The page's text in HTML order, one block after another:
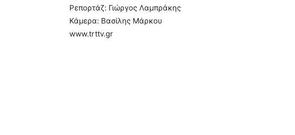
Ρεπορτάζ: Γιώργος Λαμπράκης
Κάμερα: Βασίλης Μάρκου
www.trttv.gr